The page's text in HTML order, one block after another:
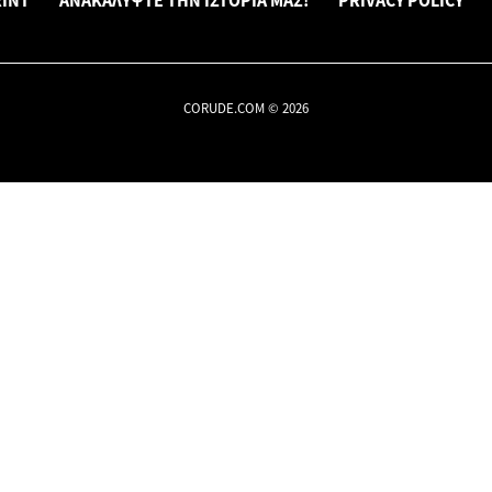
CORUDE.COM © 2026